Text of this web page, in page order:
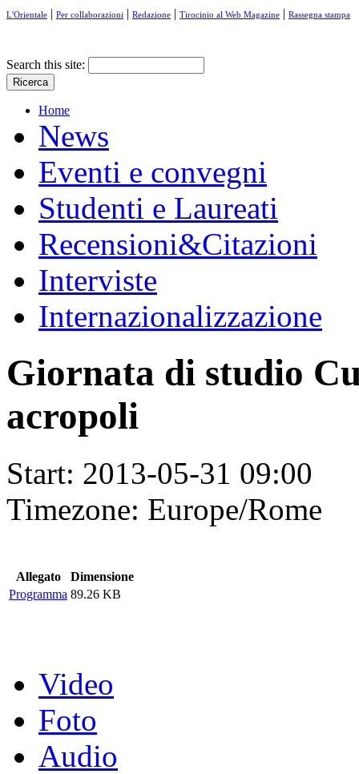
L'Orientale | Per collaborazioni | Redazione | Tirocinio al Web Magazine | Rassegna stampa
Search this site:
Home
News
Eventi e convegni
Studenti e Laureati
Recensioni&Citazioni
Interviste
Internazionalizzazione
Giornata di studio
acropoli
Start: 2013-05-31 09:00
Timezone: Europe/Rome
Allegato
Dimensione
Programma 89.26 KB
Video
Foto
Audio